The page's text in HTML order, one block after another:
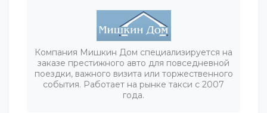
Компания Мишкин Дом специализируется на
заказе престижного авто для повседневной
поездки, важного визита или торжественного
события. Работает на рынке такси с 2007
года.